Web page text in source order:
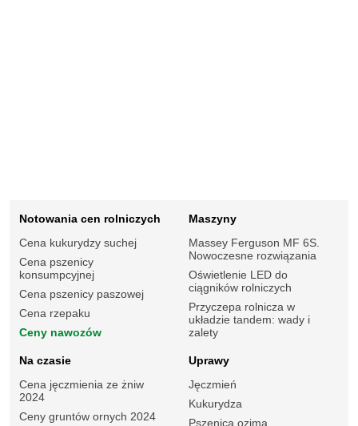
Notowania cen rolniczych
Cena kukurydzy suchej
Cena pszenicy
konsumpcyjnej
Cena pszenicy paszowej
Cena rzepaku
Ceny nawozów
Maszyny
Massey Ferguson MF 6S.
Nowoczesne rozwiązania
Oświetlenie LED do
ciągników rolniczych
Przyczepa rolnicza w
układzie tandem: wady i
zalety
Na czasie
Cena jęczmienia ze żniw
2024
Ceny gruntów ornych 2024
Uprawy
Jęczmień
Kukurydza
Pszenica ozima